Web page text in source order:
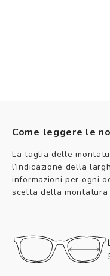
Come leggere le
La taglia delle
l’indicazione della
informazioni per ogni
scelta della